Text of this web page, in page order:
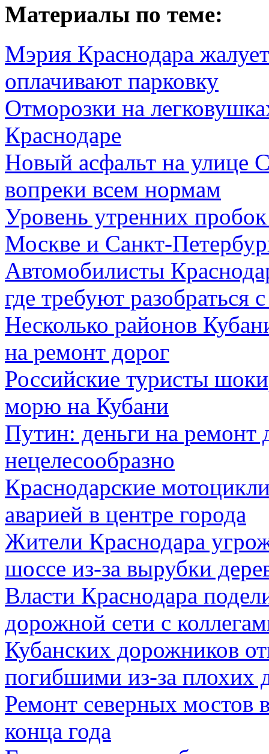
Материалы по теме:
Мэрия Краснодара
оплачивают парковку
Отморозки на
Краснодаре
Новый асфальт на улице
вопреки всем нормам
Уровень утренних
Москве и Санкт-
Автомобилисты
где требуют разобраться
Несколько районов
на ремонт дорог
Российские туристы
морю на Кубани
Путин: деньги на ремонт
нецелесообразно
Краснодарские
аварией в центре города
Жители Краснодара
шоссе из-за вырубки
Власти Краснодара
дорожной сети с
Кубанских дорожников
погибшими из-за плохих
Ремонт северных мостов
конца года